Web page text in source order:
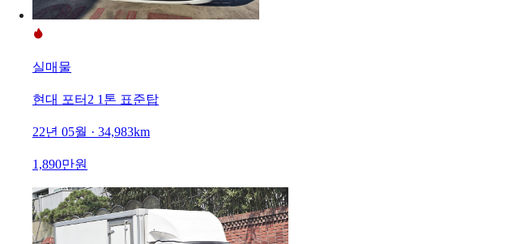
실매물
현대 포터2 1톤 표준탑
22년 05월 · 34,983km
1,890만원